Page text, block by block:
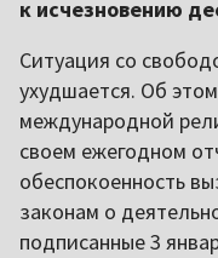
к исчезновению
Ситуация со
ухудшается. Об
международной
своем ежегодном
обеспокоенность
законам о
подписанные 3